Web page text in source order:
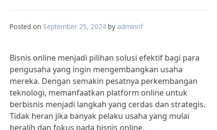
Posted on September 25, 2024 by adminrif
Bisnis online menjadi pilihan solusi efektif bagi para
pengusaha yang ingin mengembangkan usaha
mereka. Dengan semakin pesatnya perkembangan
teknologi, memanfaatkan platform online untuk
berbisnis menjadi langkah yang cerdas dan strategis.
Tidak heran jika banyak pelaku usaha yang mulai
beralih dan fokus pada bisnis online.